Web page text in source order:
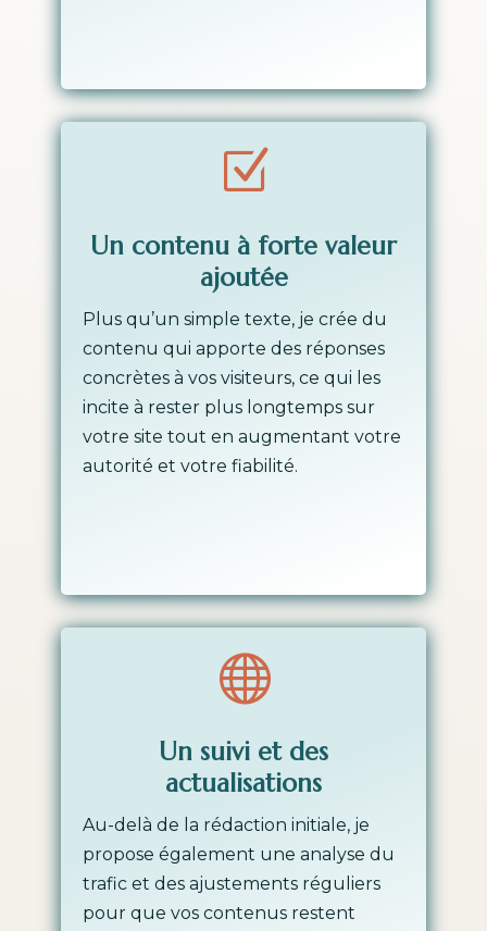
Z
Un contenu à forte valeur
ajoutée
Plus qu’un simple texte, je crée du
contenu qui apporte des réponses
concrètes à vos visiteurs, ce qui les
incite à rester plus longtemps sur
votre site tout en augmentant votre
autorité et votre fiabilité.

Un suivi et des
actualisations
Au-delà de la rédaction initiale, je
propose également une analyse du
trafic et des ajustements réguliers
pour que vos contenus restent